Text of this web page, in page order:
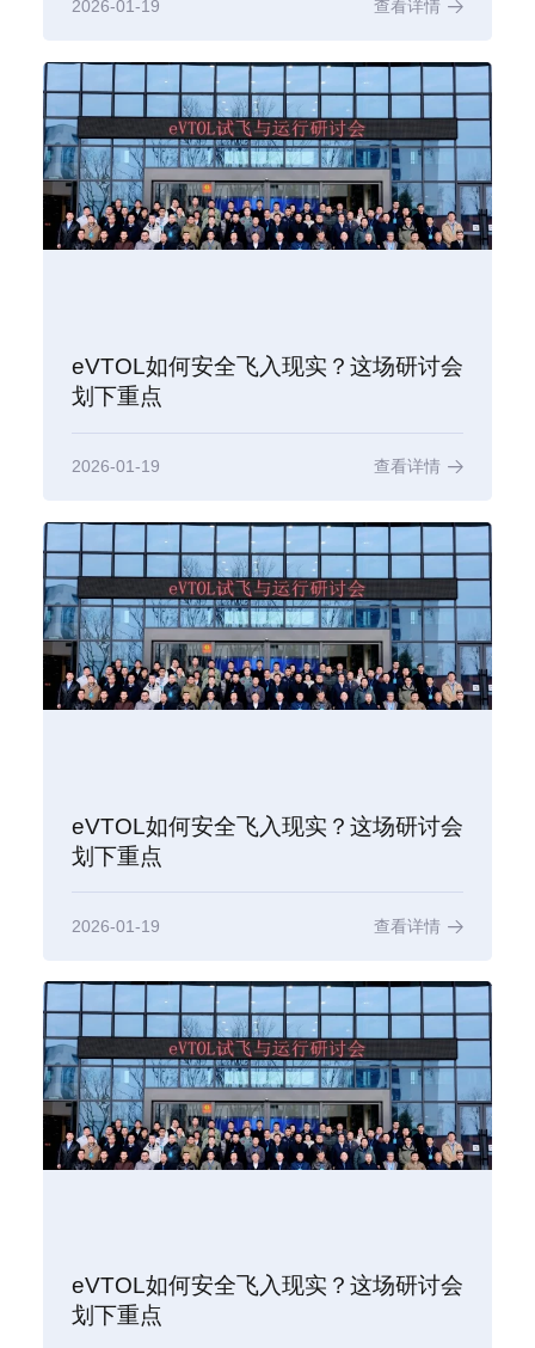
2026-01-19 查看详情
eVTOL如何安全飞入现实？这场研讨会
划下重点
2026-01-19 查看详情
eVTOL如何安全飞入现实？这场研讨会
划下重点
2026-01-19 查看详情
eVTOL如何安全飞入现实？这场研讨会
划下重点